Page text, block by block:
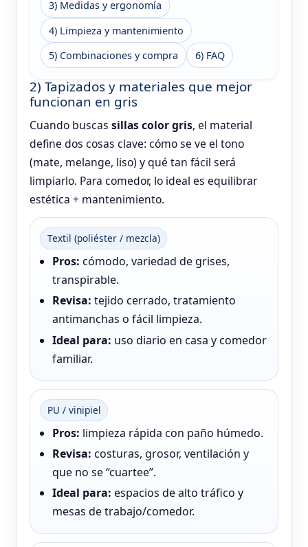
3) Medidas y ergonomía
4) Limpieza y mantenimiento
5) Combinaciones y compra
6) FAQ
2) Tapizados y materiales que mejor
funcionan en gris
Cuando buscas sillas color gris, el material
define dos cosas clave: cómo se ve el tono
(mate, melange, liso) y qué tan fácil será
limpiarlo. Para comedor, lo ideal es equilibrar
estética + mantenimiento.
Textil (poliéster / mezcla)
Pros: cómodo, variedad de grises,
transpirable.
Revisa: tejido cerrado, tratamiento
antimanchas o fácil limpieza.
Ideal para: uso diario en casa y comedor
familiar.
PU / vinipiel
Pros: limpieza rápida con paño húmedo.
Revisa: costuras, grosor, ventilación y
que no se “cuartee”.
Ideal para: espacios de alto tráfico y
mesas de trabajo/comedor.